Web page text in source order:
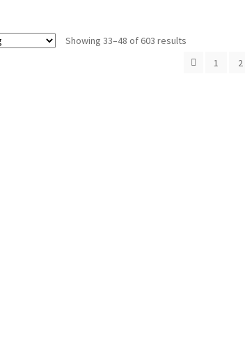
Showing 33–48 of 603 results
1
2